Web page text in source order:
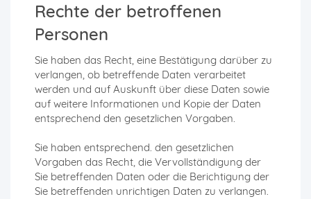
Rechte der betroffenen
Personen
Sie haben das Recht, eine Bestätigung darüber zu
verlangen, ob betreffende Daten verarbeitet
werden und auf Auskunft über diese Daten sowie
auf weitere Informationen und Kopie der Daten
entsprechend den gesetzlichen Vorgaben.
Sie haben entsprechend. den gesetzlichen
Vorgaben das Recht, die Vervollständigung der
Sie betreffenden Daten oder die Berichtigung der
Sie betreffenden unrichtigen Daten zu verlangen.